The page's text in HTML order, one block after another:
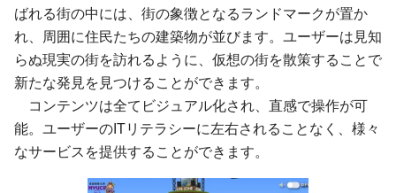
ばれる街の中には、街の象徴となるランドマークが置か
れ、周囲に住民たちの建築物が並びます。ユーザーは見知
らぬ現実の街を訪れるように、仮想の街を散策することで
新たな発見を見つけることができます。
コンテンツは全てビジュアル化され、直感で操作が可
能。ユーザーのITリテラシーに左右されることなく、様々
なサービスを提供することができます。